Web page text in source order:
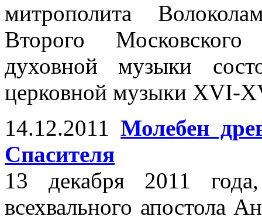
митрополита
Второго Московского
духовной музыки
церковной музыки XVI-
14.12.2011 Молебен
Спасителя
13 декабря 2011
всехвального апостола